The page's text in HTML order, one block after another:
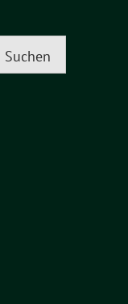
Suchen